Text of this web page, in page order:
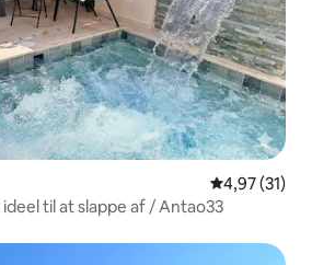
4,97 ud af 5
4,97 (31)
til at slappe af / Antao33